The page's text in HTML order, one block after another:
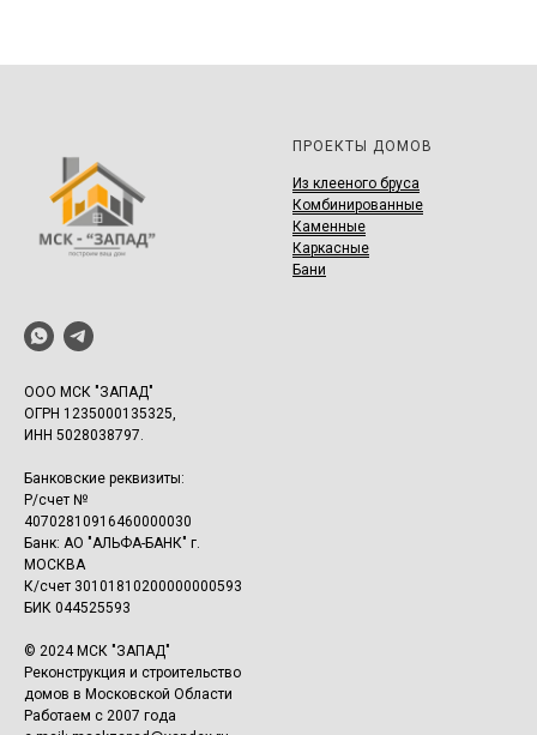
ООО МСК "ЗАПАД"
ОГРН 1235000135325,
ИНН 5028038797.
Банковские реквизиты:
Р/счет №
40702810916460000030
Банк: АО "АЛЬФА-БАНК" г.
МОСКВА
К/счет 30101810200000000593
БИК 044525593
© 2024 МСК "ЗАПАД"
Реконструкция и строительство
домов в Московской Области
Работаем с 2007 года
ПРОЕКТЫ ДОМОВ
Из клееного бруса
Комбинированные
Каменные
Каркасные
Бани